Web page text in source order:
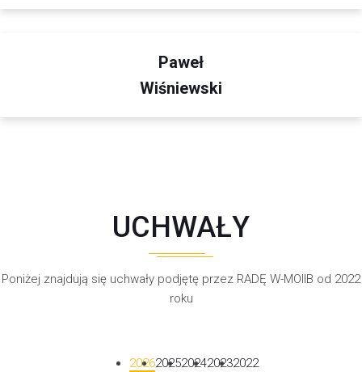
Paweł
Wiśniewski
UCHWAŁY
Poniżej znajdują się uchwały podjętę przez RADĘ W-MOIIB od 2022
roku
20262025202420232022